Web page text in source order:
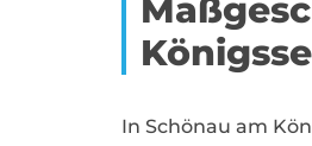
In Schönau am